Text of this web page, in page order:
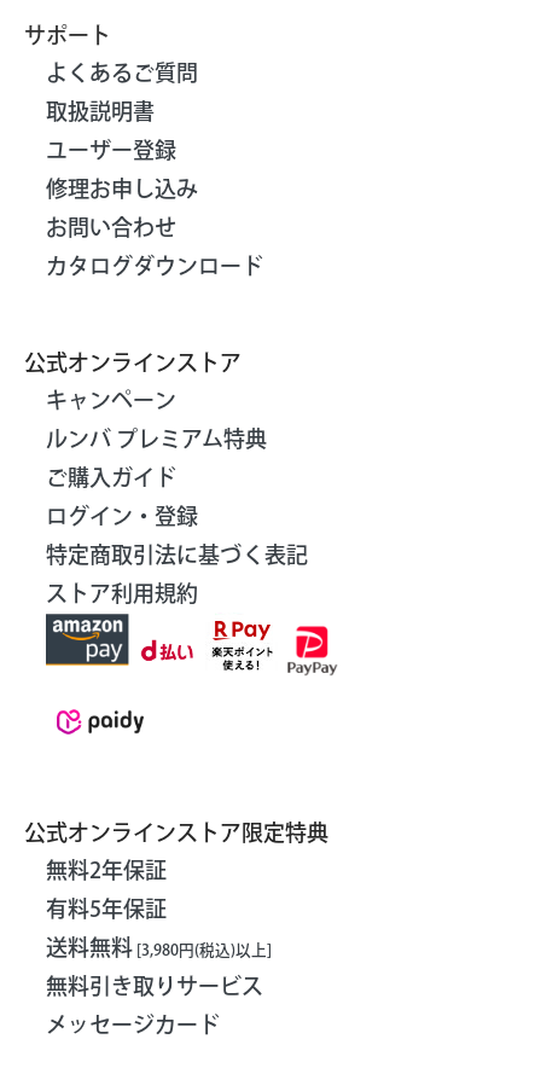
サポート
よくあるご質問
取扱説明書
ユーザー登録
修理お申し込み
お問い合わせ
カタログダウンロード
公式オンラインストア
キャンペーン
ルンバ プレミアム特典
ご購入ガイド
ログイン・登録
特定商取引法に基づく表記
ストア利用規約
公式オンラインストア限定特典
無料2年保証
有料5年保証
送料無料 [3,980円(税込)以上]
無料引き取りサービス
メッセージカード